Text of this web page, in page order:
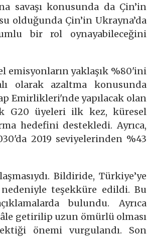
savaşı konusunda da Çin’in
olduğunda Çin’in Ukrayna’da
bir rol oynayabileceğini
emisyonların yaklaşık %80'ini
olarak azaltma konusunda
Emirlikleri'nde yapılacak olan
G20 üyeleri ilk kez, küresel
hedefini destekledi. Ayrıca,
2019 seviyelerinden %43
Bildiride, Türkiye’ye
nedeniyle teşekküre edildi. Bu
bulundu. Ayrıca
getirilip uzun ömürlü olması
önemi vurgulandı. Son